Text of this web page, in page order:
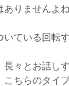
ありませんよ
ている回転
々とお話し
ちらのタイ